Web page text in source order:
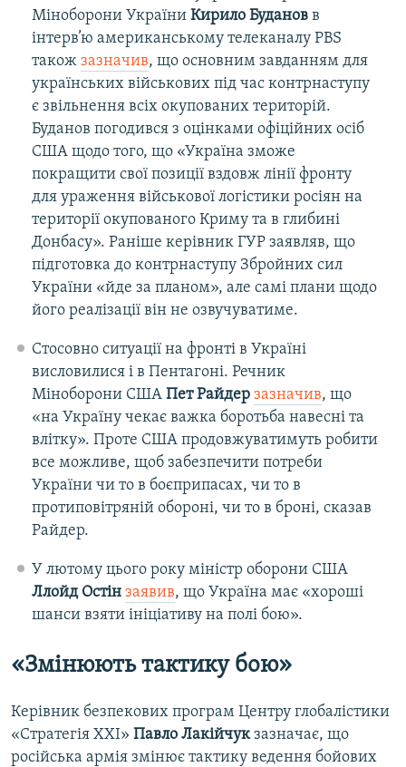
Міноборони України Кирило Буданов в
інтерв’ю американському телеканалу PBS
також зазначив, що основним завданням для
українських військових під час контрнаступу
є звільнення всіх окупованих територій.
Буданов погодився з оцінками офіційних осіб
США щодо того, що «Україна зможе
покращити свої позиції вздовж лінії фронту
для ураження військової логістики росіян на
території окупованого Криму та в глибині
Донбасу». Раніше керівник ГУР заявляв, що
підготовка до контрнаступу Збройних сил
України «йде за планом», але самі плани щодо
його реалізації він не озвучуватиме.
Стосовно ситуації на фронті в Україні
висловилися і в Пентагоні. Речник
Міноборони США Пет Райдер зазначив, що
«на Україну чекає важка боротьба навесні та
влітку». Проте США продовжуватимуть робити
все можливе, щоб забезпечити потреби
України чи то в боєприпасах, чи то в
протиповітряній обороні, чи то в броні, сказав
Райдер.
У лютому цього року міністр оборони США
Ллойд Остін заявив, що Україна має «хороші
шанси взяти ініціативу на полі бою».
«Змінюють тактику бою»
Керівник безпекових програм Центру глобалістики
«Стратегія XXI» Павло Лакійчукзазначає, що
російська армія змінює тактику ведення бойових